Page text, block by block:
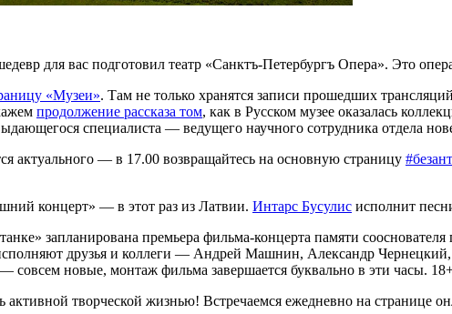
для вас подготовил театр «Санктъ-Петербургъ Опера». Это
«Музеи». Там не только хранятся записи прошедших
продолжение рассказа том, как в Русском музее оказалась
специалиста — ведущего научного сотрудника отдела
актуального — в 17.00 возвращайтесь на основную страницу
концерт» — в этот раз из Латвии. Интарс Бусулис исполнит
запланирована премьера фильма-концерта памяти
друзья и коллеги — Андрей Машнин, Александр
совсем новые, монтаж фильма завершается буквально в эти часы.
активной творческой жизнью! Встречаемся ежедневно на странице